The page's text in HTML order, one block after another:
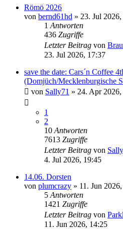
Römö 2026
von bernd61hd » 23. Jul
1 Antworten
436 Zugriffe
Letzter Beitrag von
23. Jul 2026, 17:37
save the date: Cars´n Coffee
(Domjüch/Mecklenburgische
von Sally71 » 24. Apr
1
2
10 Antworten
7613 Zugriffe
Letzter Beitrag von
4. Jul 2026, 19:45
14.06. Dorsten
von plumcrazy » 11. Jun
5 Antworten
1421 Zugriffe
Letzter Beitrag von
11. Jun 2026, 14:25